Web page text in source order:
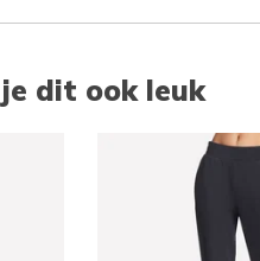
dit ook leuk